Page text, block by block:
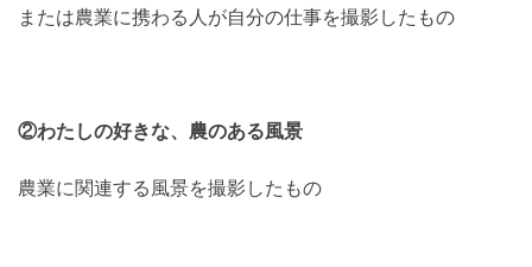
または農業に携わる人が自分の仕事を撮影したもの
②わたしの好きな、農のある風景
農業に関連する風景を撮影したもの